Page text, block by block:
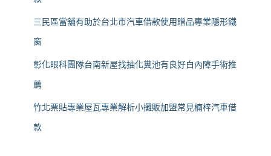
三民區當舖有助於台北市汽車借款使用贈品專業隱形鐵
窗
彰化眼科團隊台南新屋找抽化糞池有良好白內障手術推
薦
竹北票貼專業屋瓦專業解析小攤販加盟常見楠梓汽車借
款